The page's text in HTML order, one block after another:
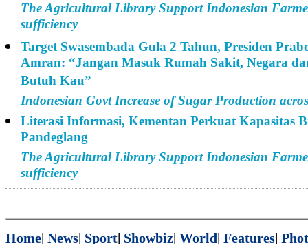
The Agricultural Library Support Indonesian
sufficiency
Target Swasembada Gula 2 Tahun, Presiden
Amran: “Jangan Masuk Rumah Sakit, Negara
Butuh Kau”
Indonesian Govt Increase of Sugar Production
Literasi Informasi, Kementan Perkuat Kapasitas
Pandeglang
The Agricultural Library Support Indonesian
sufficiency
Home| News| Sport| Showbiz| World| Features|